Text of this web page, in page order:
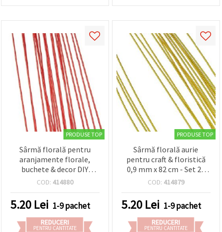
PRODUSE TOP
Sârmă florală pentru
aranjamente florale,
buchete & decor DIY
pentru casă, roșie, 0,9
bucăți
COD: 414880
5.20 Lei 1-9 pachet
REDUCERI
PENTRU CANTITATE
PRODUSE TOP
Sârmă florală aurie
pentru craft & floristică
0,9 mm x 82 cm - Set 20
buc.
COD: 414879
5.20 Lei 1-9 pachet
REDUCERI
PENTRU CANTITATE